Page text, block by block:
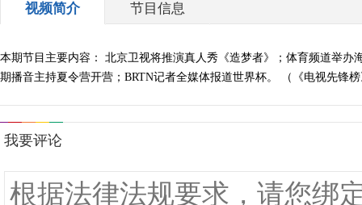
视频简介 节目信息
本期节目主要内容： 北京卫视将推演真人秀《造梦者》；体育频道举
期播音主持夏令营开营；BRTN记者全媒体报道世界杯。 （《电视先锋榜